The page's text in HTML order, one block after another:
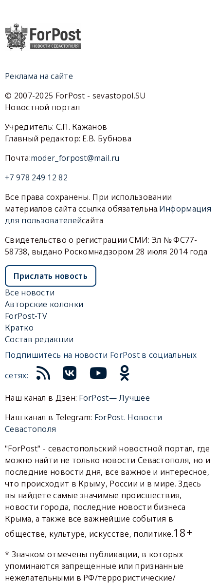
Реклама на сайте
© 2007-2025 ForPost - sevastopol.SU
Новостной портал
Учредитель: С.П. Кажанов
Главный редактор: Е.В. Бубнова
Почта:moder_forpost@mail.ru
+7 978 249 12 82
Все права сохранены. При использовании
материалов сайта ссылка обязательна.Информация
для пользователейсайта
Свидетельство о регистрации СМИ: Эл № ФС77-
58738, выдано Роскомнадзором 28 июля 2014 года
Прислать новость
Все новости
Авторские колонки
ForPost-TV
Кратко
Состав редакции
Подпишитесь на новости ForPost в социальных
сетях:
Наш канал в Дзен: ForPost— Лучшее
Наш канал в Telegram: ForPost. Новости
Севастополя
"ForPost" - севастопольский новостной портал, где
можно найти не только новости Севастополя, но и
последние новости дня, все важное и интересное,
что происходит в Крыму, России и в мире. Здесь
вы найдете самые значимые происшествия,
новости города, последние новости бизнеса
Крыма, а также все важнейшие события в
обществе, культуре, искусстве, политике.18+
* Значком отмечены публикации, в которых
упоминаются запрещенные или признанные
нежелательными в РФ/террористические/